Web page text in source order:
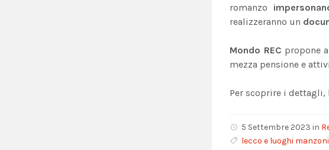
romanzo
realizzeranno un
Mondo REC propone
mezza pensione e
Per scoprire i dettagli,
5 Settembre 2023in
lecco e luoghi